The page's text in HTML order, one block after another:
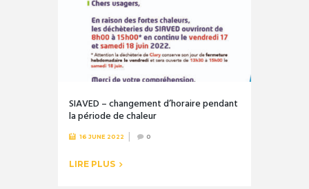
SIAVED – changement d’horaire pendant
la période de chaleur
16 JUNE 2022 0
LIRE PLUS